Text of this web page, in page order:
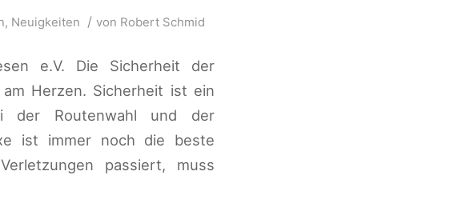
, Neuigkeiten / von Robert Schmid
e.V. Die Sicherheit der
Herzen. Sicherheit ist ein
der Routenwahl und der
ist immer noch die beste
passiert, muss